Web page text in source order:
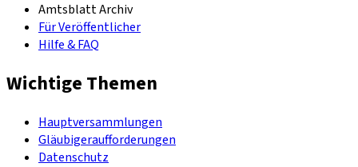
Amtsblatt Archiv
Für Veröffentlicher
Hilfe & FAQ
Wichtige Themen
Hauptversammlungen
Gläubigeraufforderungen
Datenschutz